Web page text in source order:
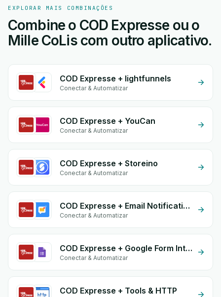
EXPLORAR MAIS COMBINAÇÕES
Combine o COD Expresse ou o
Mille CoLis com outro aplicativo.
COD Expresse + lightfunnels
Conectar & Automatizar
COD Expresse + YouCan
Conectar & Automatizar
COD Expresse + Storeino
Conectar & Automatizar
COD Expresse + Email Notifications by eGrow
Conectar & Automatizar
COD Expresse + Google Form Integration
Conectar & Automatizar
COD Expresse + Tools & HTTP